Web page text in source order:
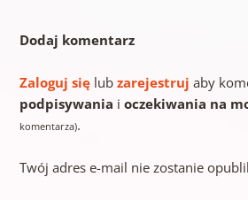
Dodaj komentarz
Zaloguj sięlub zarejestruj aby
podpisywania i oczekiwania na
komentarza).
Twój adres e-mail nie zostanie